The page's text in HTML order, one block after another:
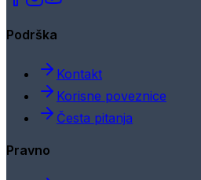
Podrška
Kontakt
Korisne poveznice
Česta pitanja
Pravno